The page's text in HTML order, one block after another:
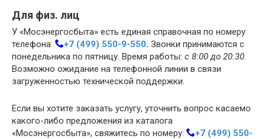
Для физ. лиц
У «Мосэнергосбыта» есть единая справочная по номеру
телефона:
+7 (499) 550-9-550. Звонки принимаются с
понедельника по пятницу. Время работы: с 8:00 до 20:30.
Возможно ожидание на телефонной линии в связи
загруженностью технической поддержки.
Если вы хотите заказать услугу, уточнить вопрос касаемо
какого-либо предложения из каталога
«Мосэнергосбыта», свяжитесь по номеру:
+7 (499) 550-